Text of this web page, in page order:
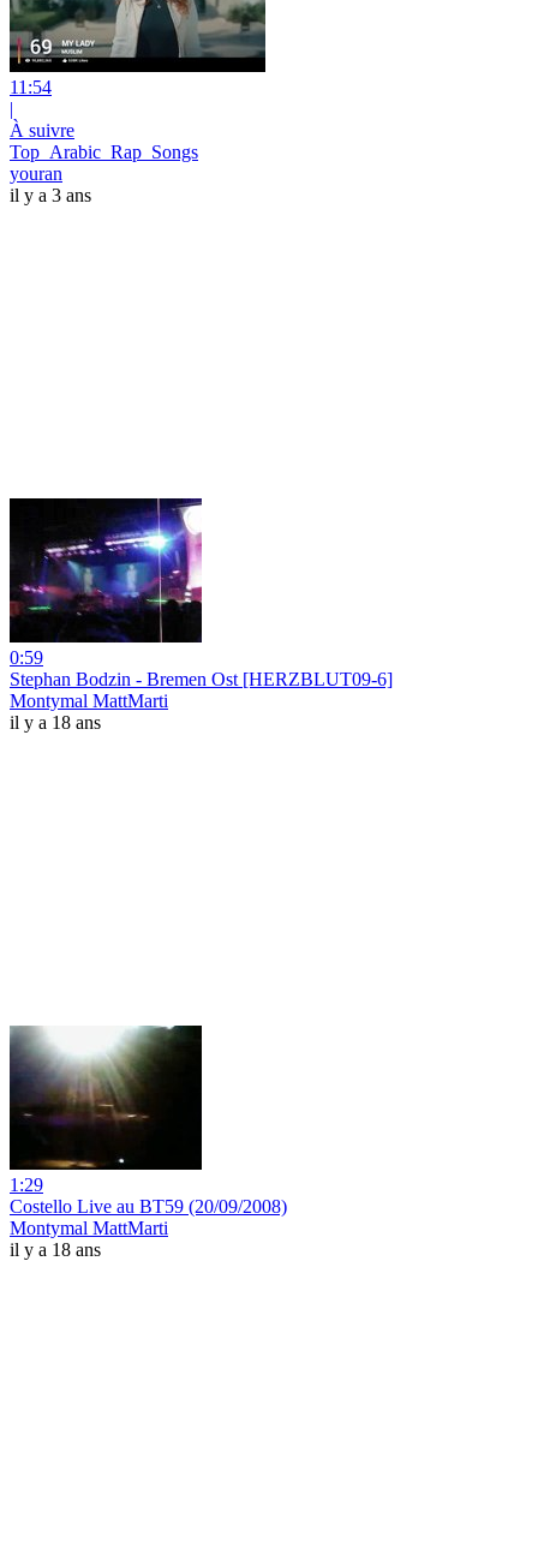
11:54
|
À suivre
Top_Arabic_Rap_Songs
youran
il y a 3 ans
0:59
Stephan Bodzin - Bremen Ost [HERZBLUT09-6]
Montymal MattMarti
il y a 18 ans
1:29
Costello Live au BT59 (20/09/2008)
Montymal MattMarti
il y a 18 ans